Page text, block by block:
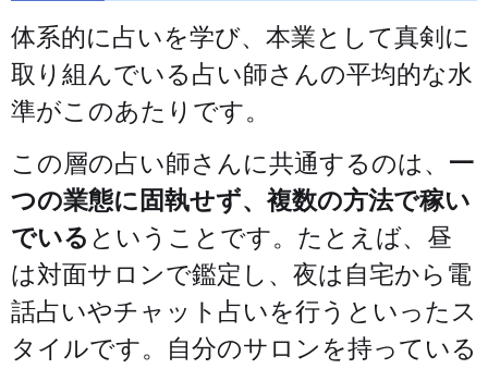
体系的に占いを学び、本業として真剣に
取り組んでいる占い師さんの平均的な水
準がこのあたりです。
この層の占い師さんに共通するのは、 一
つの業態に固執せず、複数の方法で稼い
でいる ということです。たとえば、昼
は対面サロンで鑑定し、夜は自宅から電
話占いやチャット占いを行うといったス
タイルです。自分のサロンを持っている